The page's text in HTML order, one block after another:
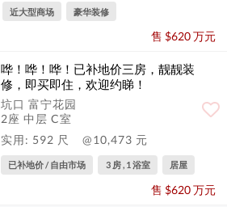
近大型商场 豪华装修
售 $620 万元
哗！哗！哗！已补地价三房，靓靓装
修，即买即住，欢迎约睇！
坑口 富宁花园
2座 中层 C室
实用: 592 尺
@10,473 元
已补地价 / 自由市场 3 房 , 1 浴室 居屋
售 $620 万元